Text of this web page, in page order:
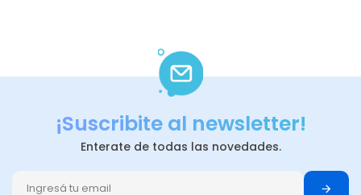
¡Suscribite al newsletter!
Enterate de todas las novedades.